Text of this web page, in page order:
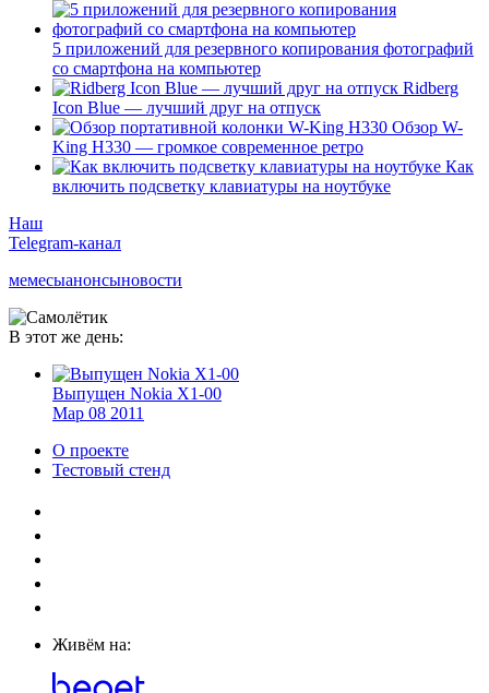
5 приложений для резервного копирования фотографий
со смартфона на компьютер
Ridberg
Icon Blue — лучший друг на отпуск
Обзор W-
King H330 — громкое современное ретро
Как
включить подсветку клавиатуры на ноутбуке
Наш
Telegram-канал
мемесыанонсыновости
В этот же день:
Выпущен Nokia X1-00
Мар 08 2011
О проекте
Тестовый стенд
Живём на: